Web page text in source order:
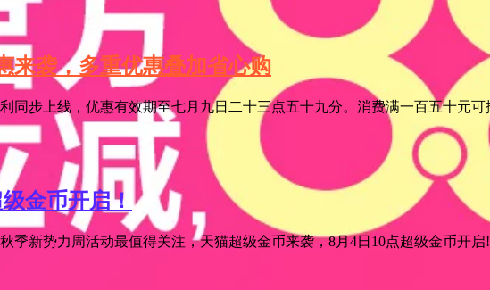
来袭，多重优惠叠加省心购
同步上线，优惠有效期至七月九日二十三点五十九分。消费满一百五十元
金币开启！
季新势力周活动最值得关注，天猫超级金币来袭，8月4日10点超级金币开启